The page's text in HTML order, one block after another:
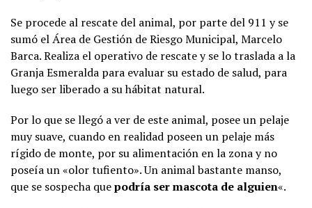
Se procede al rescate del animal, por parte del 911 y se
sumó el Área de Gestión de Riesgo Municipal, Marcelo
Barca. Realiza el operativo de rescate y se lo traslada a la
Granja Esmeralda para evaluar su estado de salud, para
luego ser liberado a su hábitat natural.
Por lo que se llegó a ver de este animal, posee un pelaje
muy suave, cuando en realidad poseen un pelaje más
rígido de monte, por su alimentación en la zona y no
poseía un «olor tufiento». Un animal bastante manso,
que se sospecha quepodría ser mascota de alguien«.